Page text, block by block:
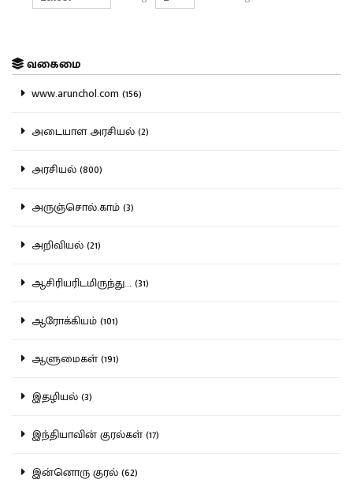
வகைமை
www.arunchol.com (156)
அடையாள அரசியல் (2)
அரசியல் (800)
அருஞ்சொல்.காம் (3)
அறிவியல் (21)
ஆசிரியரிடமிருந்து... (31)
ஆரோக்கியம் (101)
ஆளுமைகள் (191)
இதழியல் (3)
இந்தியாவின் குரல்கள் (17)
இன்னொரு குரல் (62)